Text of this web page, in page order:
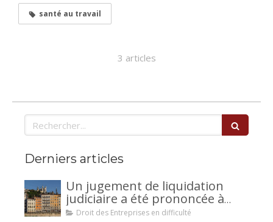
santé au travail
3 articles
Rechercher
Derniers articles
Un jugement de liquidation
judiciaire a été prononcée à
votre encontre : comment
Droit des Entreprises en difficulté